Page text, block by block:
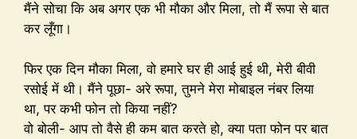
मैंने सोचा कि अब अगर एक भी मौका और मिला, तो मैं रूपा से बात
कर लूँगा।
फिर एक दिन मौका मिला, वो हमारे घर ही आई हुई थी, मेरी बीवी
रसोई में थी। मैंने पूछा- अरे रूपा, तुमने मेरा मोबाइल नंबर लिया
था, पर कभी फोन तो किया नहीं?
वो बोली- आप तो वैसे ही कम बात करते हो, क्या पता फोन पर बात